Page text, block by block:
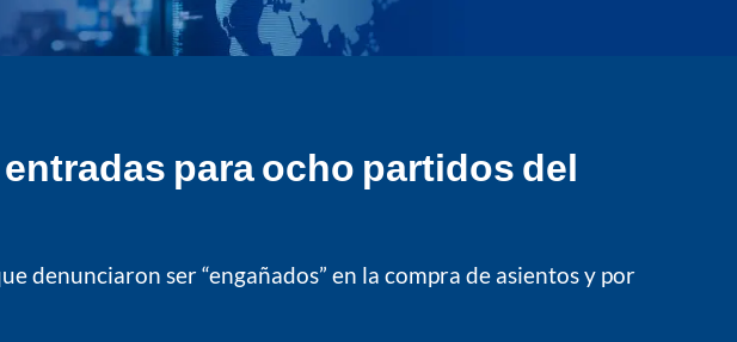
entradas para ocho partidos del
denunciaron ser “engañados” en la compra de asientos y por